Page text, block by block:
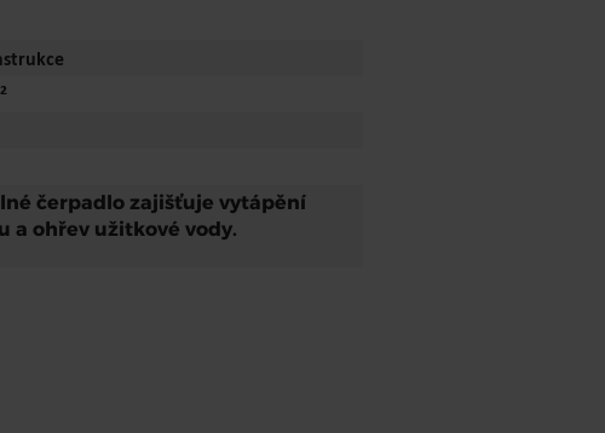
2
čerpadlo zajišťuje vytápění
a ohřev užitkové vody.